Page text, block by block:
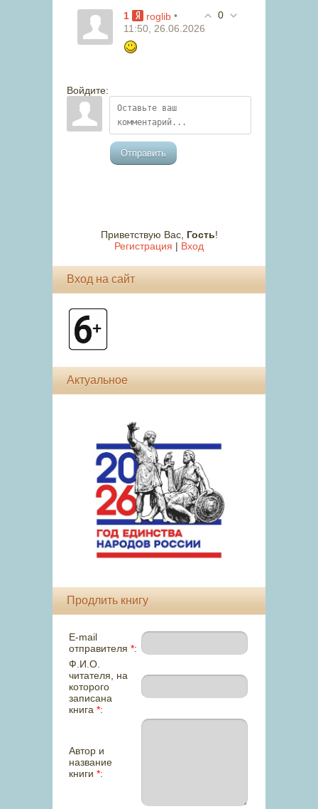
0
1 roglib •
11:50, 26.06.2026
Войдите:
Отправить
Приветствую Вас, Гость!
Регистрация | Вход
Вход на сайт
Актуальное
Продлить книгу
E-mail
отправителя *:
Ф.И.О.
читателя, на
которого
записана
книга *:
Автор и
название
книги *: